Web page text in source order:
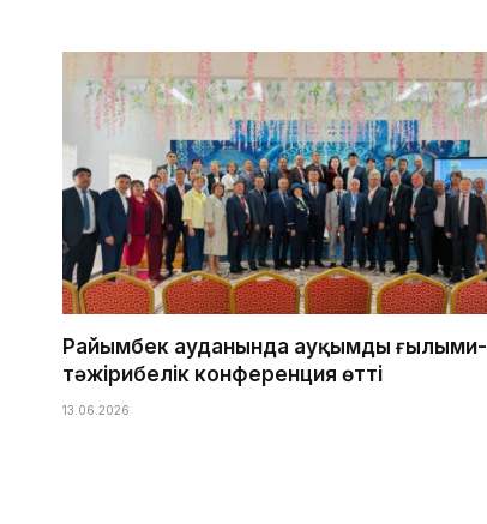
Райымбек ауданында ауқымды ғылыми-
тәжірибелік конференция өтті
13.06.2026